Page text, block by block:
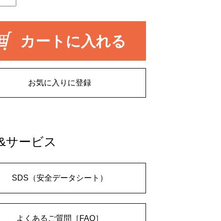
カートに入れる
お気に入りに登録
サービス
SDS（安全データシート）
よくあるご質問［FAQ］